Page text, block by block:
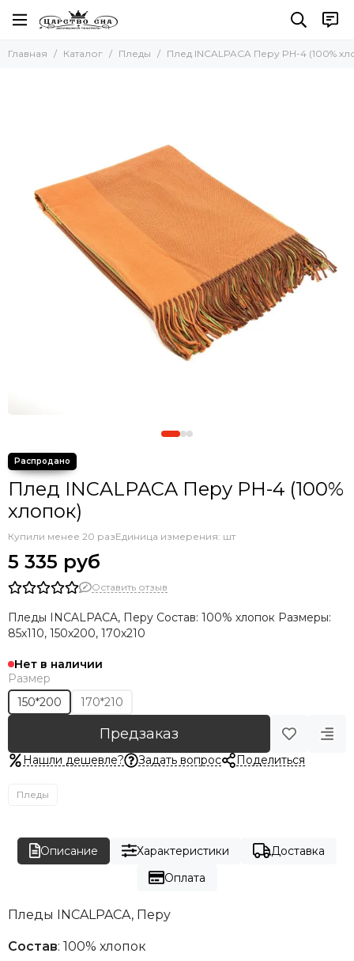
Пледы
Главная Каталог Пледы Плед INCALPACA Перу PH-4 (100%
Плед INCALPACA Перу PH-4 (100%
хлопок)
Купили менее 20 разЕдиница измерения: шт
5 335 руб
Оставить отзыв
Пледы INCALPACA, Перу Состав: 100% хлопок Размеры:
85х110, 150х200, 170х210
Нет в наличии
Размер
150*200
170*210
Предзаказ
Нашли дешевле? Задать вопрос Поделиться
Пледы
Описание Характеристики
Доставка
Оплата
Пледы INCALPACA, Перу
Состав: 100% хлопок